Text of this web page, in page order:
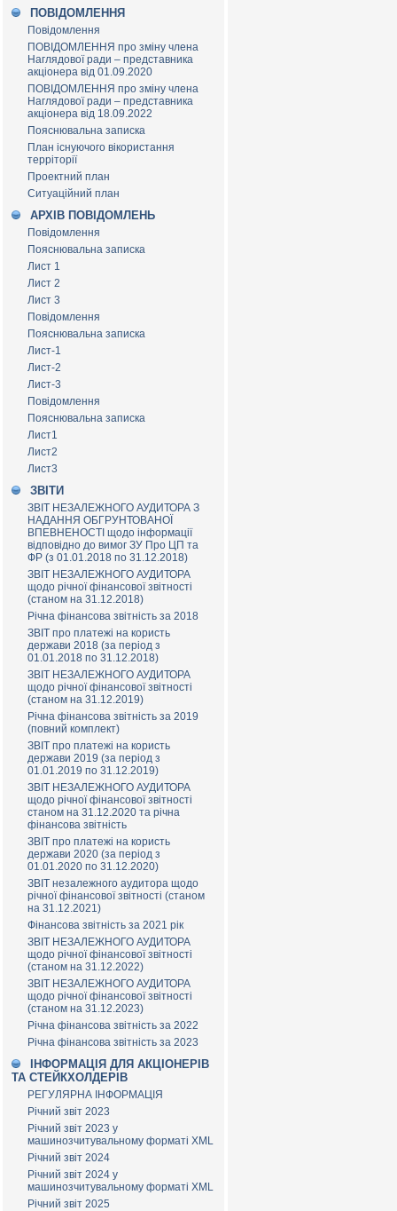
ПОВІДОМЛЕННЯ
Повідомлення
ПОВІДОМЛЕННЯ про зміну члена
Наглядової ради – представника
акціонера від 01.09.2020
ПОВІДОМЛЕННЯ про зміну члена
Наглядової ради – представника
акціонера від 18.09.2022
Пояснювальна записка
План існуючого вікористання
терріторії
Проектний план
Ситуаційний план
АРХІВ ПОВІДОМЛЕНЬ
Повідомлення
Пояснювальна записка
Лист 1
Лист 2
Лист 3
Повідомлення
Пояснювальна записка
Лист-1
Лист-2
Лист-3
Повідомлення
Пояснювальна записка
Лист1
Лист2
Лист3
ЗВІТИ
ЗВІТ НЕЗАЛЕЖНОГО АУДИТОРА З
НАДАННЯ ОБГРУНТОВАНОЇ
ВПЕВНЕНОСТІ щодо інформації
відповідно до вимог ЗУ Про ЦП та
ФР (з 01.01.2018 по 31.12.2018)
ЗВІТ НЕЗАЛЕЖНОГО АУДИТОРА
щодо річної фінансової звітності
(станом на 31.12.2018)
Річна фінансова звітність за 2018
ЗВІТ про платежі на користь
держави 2018 (за період з
01.01.2018 по 31.12.2018)
ЗВІТ НЕЗАЛЕЖНОГО АУДИТОРА
щодо річної фінансової звітності
(станом на 31.12.2019)
Річна фінансова звітність за 2019
(повний комплект)
ЗВІТ про платежі на користь
держави 2019 (за період з
01.01.2019 по 31.12.2019)
ЗВІТ НЕЗАЛЕЖНОГО АУДИТОРА
щодо річної фінансової звітності
станом на 31.12.2020 та річна
фінансова звітність
ЗВІТ про платежі на користь
держави 2020 (за період з
01.01.2020 по 31.12.2020)
ЗВІТ незалежного аудитора щодо
річної фінансової звітності (станом
на 31.12.2021)
Фінансова звітність за 2021 рік
ЗВІТ НЕЗАЛЕЖНОГО АУДИТОРА
щодо річної фінансової звітності
(станом на 31.12.2022)
ЗВІТ НЕЗАЛЕЖНОГО АУДИТОРА
щодо річної фінансової звітності
(станом на 31.12.2023)
Річна фінансова звітність за 2022
Річна фінансова звітність за 2023
ІНФОРМАЦІЯ ДЛЯ АКЦІОНЕРІВ
ТА СТЕЙКХОЛДЕРІВ
РЕГУЛЯРНА ІНФОРМАЦІЯ
Річний звіт 2023
Річний звіт 2023 у
машинозчитувальному форматі XML
Річний звіт 2024
Річний звіт 2024 у
машинозчитувальному форматі XML
Річний звіт 2025